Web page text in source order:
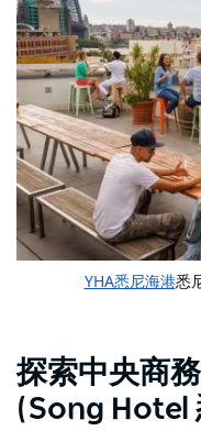
YHA悉尼海港悉
探索中央商
(Song Hotel